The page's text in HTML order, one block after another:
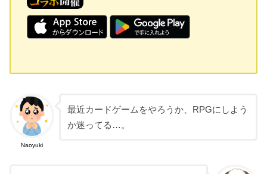
Naoyuki
最近カードゲームをやろうか、RPGにしよう
か迷ってる…。